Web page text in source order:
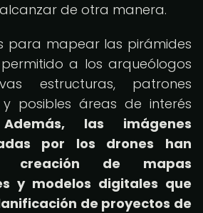
de otra manera.
para mapear las pirámides
a los arqueólogos
estructuras, patrones
posibles áreas de interés
Además, las imágenes
por los drones han
creación de mapas
y modelos digitales que
de proyectos de